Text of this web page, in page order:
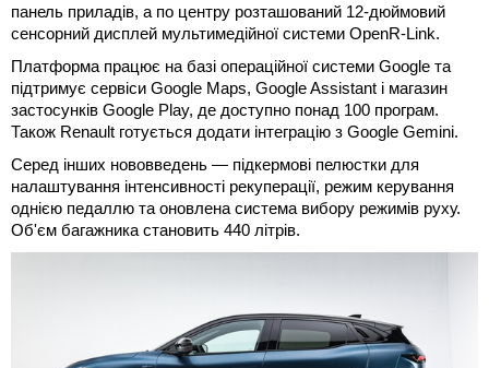
панель приладів, а по центру розташований 12-дюймовий
сенсорний дисплей мультимедійної системи OpenR-Link.
Платформа працює на базі операційної системи Google та
підтримує сервіси Google Maps, Google Assistant і магазин
застосунків Google Play, де доступно понад 100 програм.
Також Renault готується додати інтеграцію з Google Gemini.
Серед інших нововведень — підкермові пелюстки для
налаштування інтенсивності рекуперації, режим керування
однією педаллю та оновлена система вибору режимів руху.
Об'єм багажника становить 440 літрів.